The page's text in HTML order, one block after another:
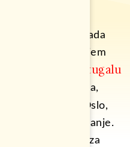
ste do sada
novca, posjećujem
14 dana u
Portugalu
svim troškovima,
isto tako, Oslo,
gradovi još manje.
putovanje za